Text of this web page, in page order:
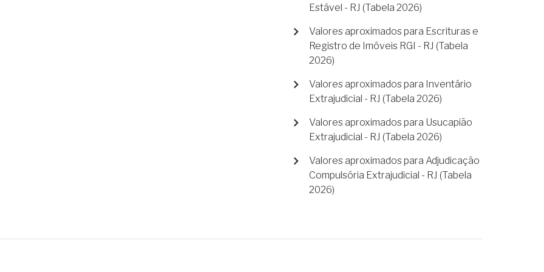
Estável - RJ (Tabela 2026)
Valores aproximados para Escrituras e
Registro de Imóveis RGI - RJ (Tabela
2026)
Valores aproximados para Inventário
Extrajudicial - RJ (Tabela 2026)
Valores aproximados para Usucapião
Extrajudicial - RJ (Tabela 2026)
Valores aproximados para Adjudicação
Compulsória Extrajudicial - RJ (Tabela
2026)